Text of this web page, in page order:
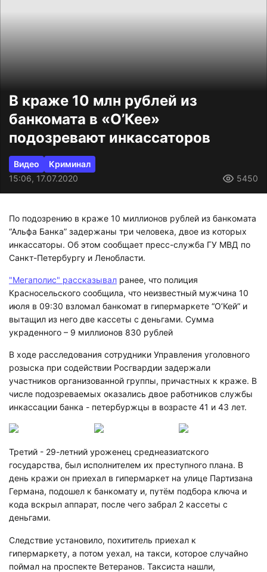
В краже 10 млн рублей из
банкомата в «О’Кее»
подозревают инкассаторов
Видео
Криминал
15:06, 17.07.2020
5450
По подозрению в краже 10 миллионов рублей из банкомата
“Альфа Банка” задержаны три человека, двое из которых
инкассаторы. Об этом сообщает пресс-служба ГУ МВД по
Санкт-Петербургу и Ленобласти.
"Мегаполис" рассказывал ранее, что полиция
Красносельского сообщила, что неизвестный мужчина 10
июля в 09:30 взломал банкомат в гипермаркете “О’Кей” и
вытащил из него две кассеты с деньгами. Сумма
украденного – 9 миллионов 830 рублей
В ходе расследования сотрудники Управления уголовного
розыска при содействии Росгвардии задержали
участников организованной группы, причастных к краже. В
числе подозреваемых оказались двое работников службы
инкассации банка - петербуржцы в возрасте 41 и 43 лет.
Третий - 29-летний уроженец среднеазиатского
государства, был исполнителем их преступного плана. В
день кражи он приехал в гипермаркет на улице Партизана
Германа, подошел к банкомату и, путём подбора ключа и
кода вскрыл аппарат, после чего забрал 2 кассеты с
деньгами.
Следствие установило, похититель приехал к
гипермаркету, а потом уехал, на такси, которое случайно
поймал на проспекте Ветеранов. Таксиста нашли,